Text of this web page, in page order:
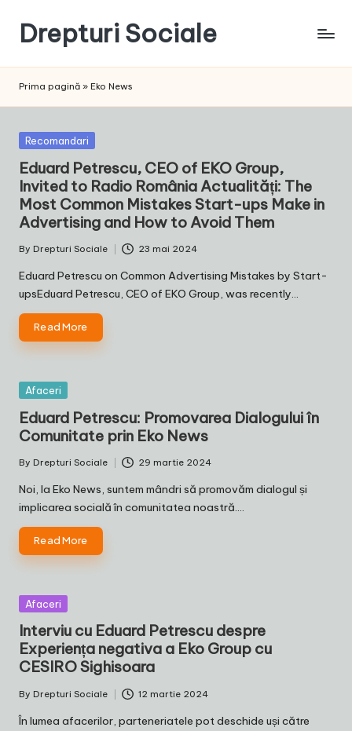
content
Drepturi Sociale
Sociale:
Ta,
Schimbarea
Noastră!
Prima pagină » Eko News
Posted
Recomandari
Eduard Petrescu, CEO of EKO Group,
Invited to Radio România Actualități: The
Most Common Mistakes Start-ups Make in
Advertising and How to Avoid Them
Posted
by
By Drepturi Sociale 23 mai 2024
Eduard Petrescu on Common Advertising Mistakes by Start-
upsEduard Petrescu, CEO of EKO Group, was recently…
Read More
Posted
Afaceri
Eduard Petrescu: Promovarea Dialogului în
Comunitate prin Eko News
Posted
by
By Drepturi Sociale 29 martie 2024
Noi, la Eko News, suntem mândri să promovăm dialogul și
implicarea socială în comunitatea noastră.…
Read More
Posted
Afaceri
Interviu cu Eduard Petrescu despre
Experiența negativa a Eko Group cu
CESIRO Sighisoara
Posted
by
By Drepturi Sociale 12 martie 2024
În lumea afacerilor, parteneriatele pot deschide uși către